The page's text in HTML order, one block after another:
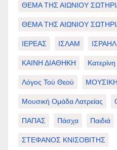
ΘΕΜΑ ΤΗΣ ΑΙΩΝΙΟΥ
ΘΕΜΑ ΤΗΣ ΑΙΩΝΙΟΥ
ΙΕΡΕΑΣ ΙΣΛΑΜ ΙΣΡΑΗΛ
ΚΑΙΝΗ ΔΙΑΘΗΚΗ Κατερίνη
Λόγος Τού Θεού ΜΟΥΣΙΚΗ
Μουσική Ομάδα Λατρείας
ΠΑΠΑΣ Πάσχα Παιδιά
ΣΤΕΦΑΝΟΣ ΚΝΙΣΟΒΙΤΗΣ